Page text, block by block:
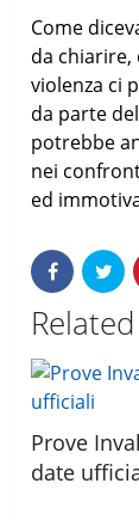
Come
da chiarire,
violenza ci
da parte
potrebbe
nei
ed
Prove
date